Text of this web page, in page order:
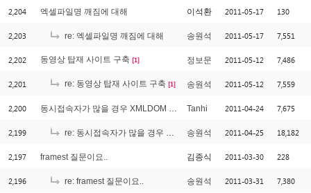
2,204 엑셀파일명 깨짐에 대해 이석환 2011-05-17 130
2,203 re: 엑셀파일명 깨짐에 대해 송원석 2011-05-17 7,551
2,202 동영상 탑재 사이트 구축 [1] 정보문 2011-05-12 7,486
2,201 re: 동영상 탑재 사이트 구축 [1] 송원석 2011-05-12 7,559
2,200 동시접속자가 많을 경우 XMLDOM 검색 처리 방법 문의 Tanhi 2011-04-24 7,675
2,199 re: 동시접속자가 많을 경우 XMLDOM 검색 처리 방법 문의 송원석 2011-04-25 18,182
2,197 framest 질문이요.. 김종식 2011-03-30 228
2,196 re: framest 질문이요.. 송원석 2011-03-31 7,380